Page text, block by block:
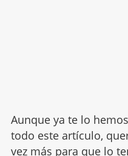
Aunque ya te lo
todo este artículo,
vez más para que lo